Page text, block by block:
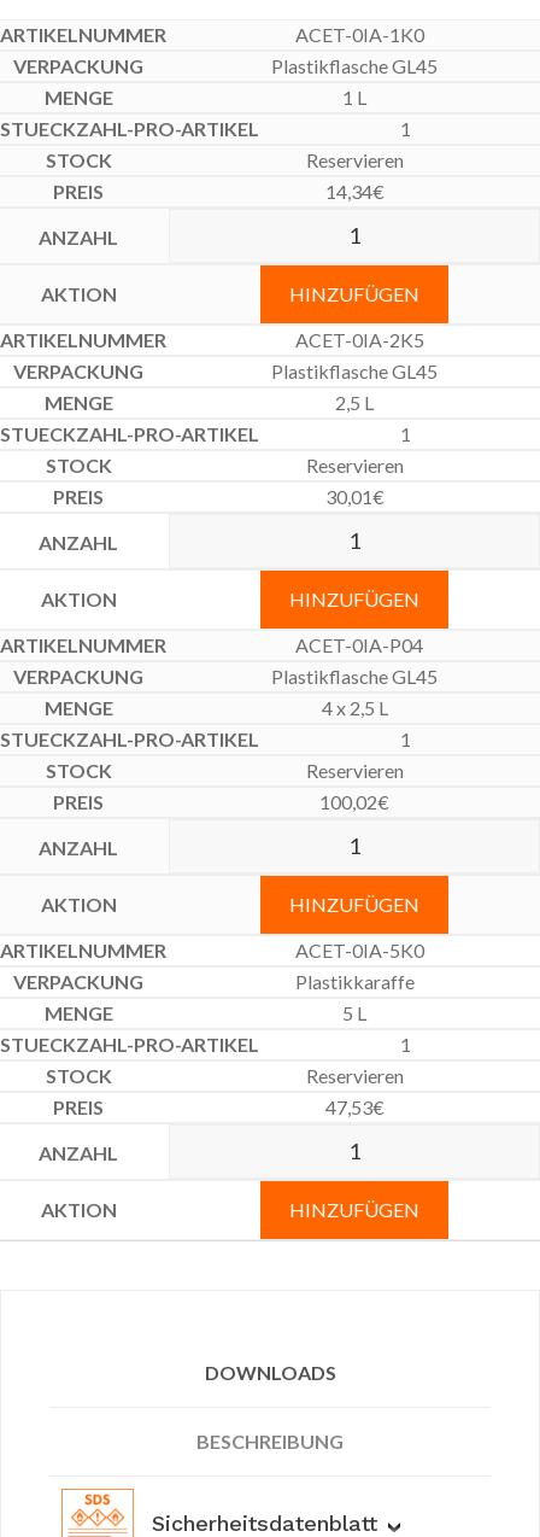
ACET-0IA-1K0
Plastikflasche GL45
1 L
1
Reservieren
14,34€
HINZUFÜGEN
ACET-0IA-2K5
Plastikflasche GL45
2,5 L
1
Reservieren
30,01€
HINZUFÜGEN
ACET-0IA-P04
Plastikflasche GL45
4 x 2,5 L
1
Reservieren
100,02€
HINZUFÜGEN
ACET-0IA-5K0
Plastikkaraffe
5 L
1
Reservieren
47,53€
HINZUFÜGEN
DOWNLOADS
BESCHREIBUNG
Sicherheitsdatenblatt